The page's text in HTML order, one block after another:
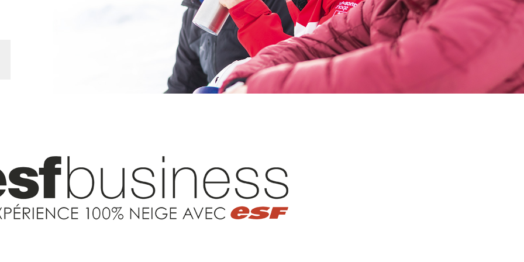
Zuiden van de Alpen
Corsica
en tieners
Challenge des moniteurs
Nordic Skiercross
Qualification Stagiaires
Les résultats par épreuves